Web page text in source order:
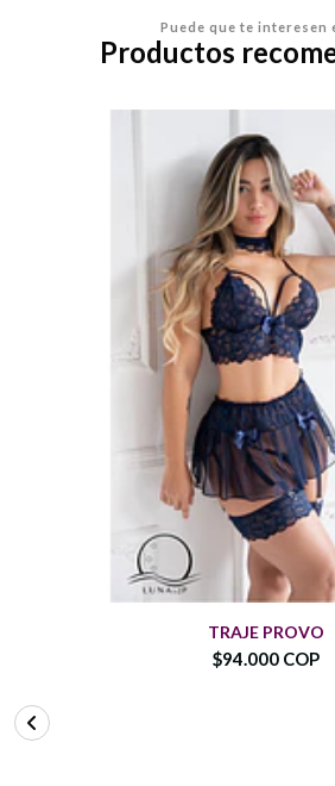
Puede que te interesen
Productos
TRAJE PROVO
$94.000 COP